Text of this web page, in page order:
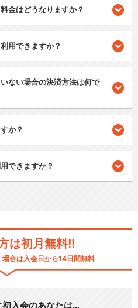
金はどうなりますか？
用できますか？
ない場合の決済方法は何で
か？
できますか？
は初月無料!!
合は入会日から14日間無料
入会のあなたは…